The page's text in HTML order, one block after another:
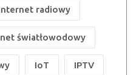
radiowy
światłowodowy
IoT IPTV